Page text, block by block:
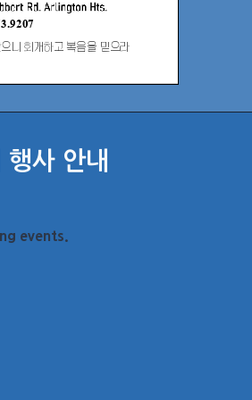
행사 안내
events.